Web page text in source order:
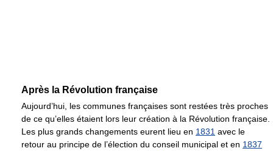
Après la Révolution française
Aujourd’hui, les communes françaises sont restées très proches
de ce qu’elles étaient lors leur création à la Révolution française.
Les plus grands changements eurent lieu en 1831 avec le
retour au principe de l’élection du conseil municipal et en 1837